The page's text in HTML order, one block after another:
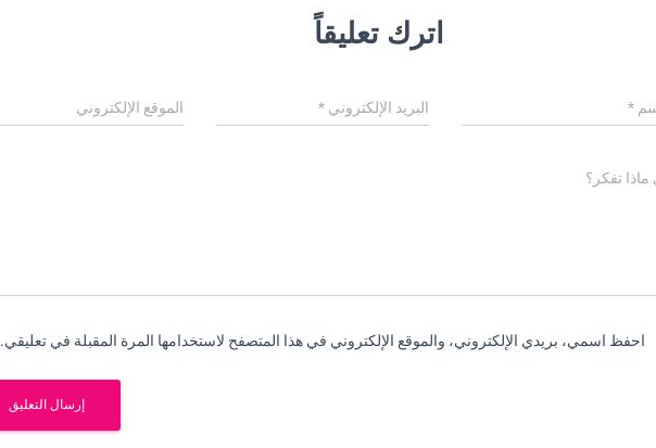
اترك تعليقاً
* البريد الإلكتروني* الموقع الإلكتروني
تفكر؟
احفظ اسمي، بريدي الإلكتروني، والموقع الإلكتروني في هذا المتصفح لاستخدامها المرة المقبلة في تعليقي.